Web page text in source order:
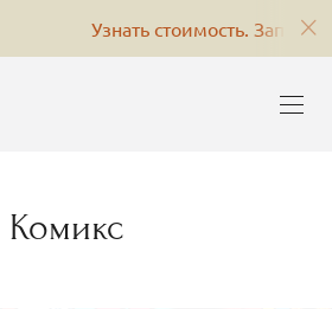
Узнать стоимость. Записаться
Комикс